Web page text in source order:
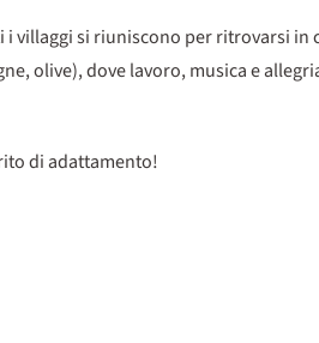
si riuniscono per ritrovarsi
olive), dove lavoro, musica e
di adattamento!